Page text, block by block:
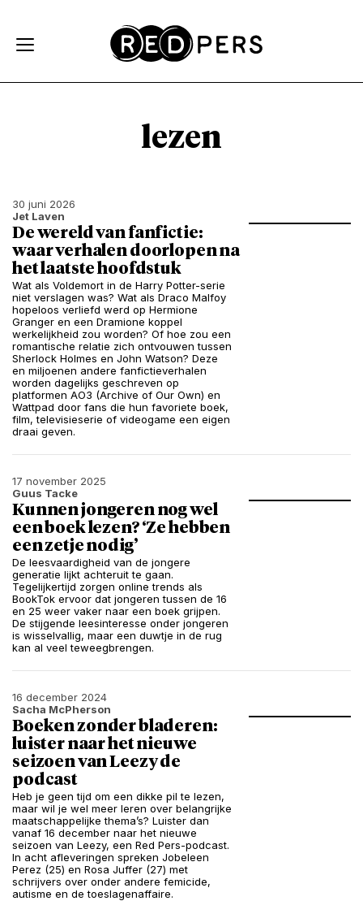
lezen
30 juni 2026
Jet Laven
De wereld van fanfictie:
waar verhalen doorlopen na
het laatste hoofdstuk
Wat als Voldemort in de Harry Potter-serie
niet verslagen was? Wat als Draco Malfoy
hopeloos verliefd werd op Hermione
Granger en een Dramione koppel
werkelijkheid zou worden? Of hoe zou een
romantische relatie zich ontvouwen tussen
Sherlock Holmes en John Watson? Deze
en miljoenen andere fanfictieverhalen
worden dagelijks geschreven op
platformen AO3 (Archive of Our Own) en
Wattpad door fans die hun favoriete boek,
film, televisieserie of videogame een eigen
draai geven.
17 november 2025
Guus Tacke
Kunnen jongeren nog wel
een boek lezen? ‘Ze hebben
een zetje nodig’
De leesvaardigheid van de jongere
generatie lijkt achteruit te gaan.
Tegelijkertijd zorgen online trends als
BookTok ervoor dat jongeren tussen de 16
en 25 weer vaker naar een boek grijpen.
De stijgende leesinteresse onder jongeren
is wisselvallig, maar een duwtje in de rug
kan al veel teweegbrengen.
16 december 2024
Sacha McPherson
Boeken zonder bladeren:
luister naar het nieuwe
seizoen van Leezy de
podcast
Heb je geen tijd om een dikke pil te lezen,
maar wil je wel meer leren over belangrijke
maatschappelijke thema’s? Luister dan
vanaf 16 december naar het nieuwe
seizoen van Leezy, een Red Pers-podcast.
In acht afleveringen spreken Jobeleen
Perez (25) en Rosa Juffer (27) met
schrijvers over onder andere femicide,
autisme en de toeslagenaffaire.